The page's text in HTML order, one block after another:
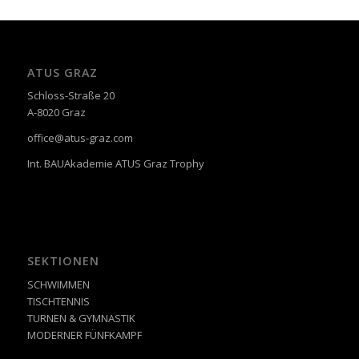
ATUS GRAZ
Schloss-Straße 20
A-8020 Graz
office@atus-graz.com
Int. BAUAkademie ATUS Graz Trophy
SEKTIONEN
SCHWIMMEN
TISCHTENNIS
TURNEN & GYMNASTIK
MODERNER FÜNFKAMPF